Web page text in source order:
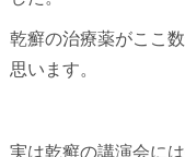
乾癬の治療薬がここ
思います。
実は乾癬の講演会に